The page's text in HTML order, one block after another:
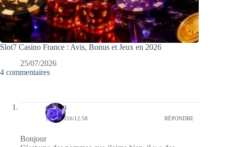
Slot7 Casino France : Avis, Bonus et Jeux en 2026
25/07/2026
4 commentaires
cauvin
15/11/2016/12:58 RÉPONDRE
Bonjour